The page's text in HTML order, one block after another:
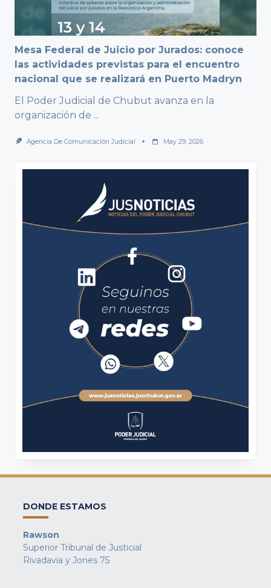
Mesa Federal de Juicio por Jurados: conoce
las actividades previstas para el encuentro
nacional que se realizará en Puerto Madryn
El Poder Judicial de Chubut avanza en la
organización de ...
Agencia De Comunicación Judicial May 29, 2026
DONDE ESTAMOS
Rawson
Superior Tribunal de Justicial
Rivadavia y Jones 75